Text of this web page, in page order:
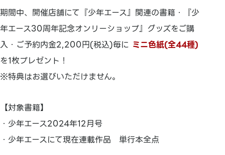
期間中、開催店舗にて『少年エース』関連の書籍・『少
年エース30周年記念オンリーショップ』グッズをご購
入・ご予約内金2,200円(税込)毎に ミニ色紙(全44種)
を1枚プレゼント！
※特典はお選びいただけません。
【対象書籍】
・少年エース2024年12月号
・少年エースにて現在連載作品 単行本全点